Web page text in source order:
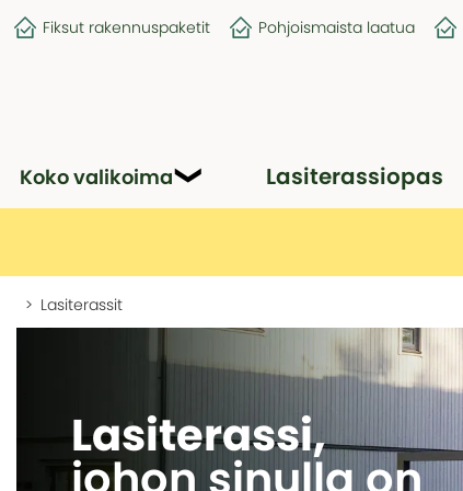
Fiksut rakennuspaketit Pohjoismaista laatua
Koko valikoima Lasiterassiopas
Lasiterassit
Lasiterassi,